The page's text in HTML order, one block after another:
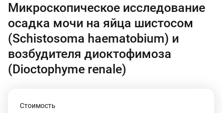
Микроскопическое исследование
осадка мочи на яйца шистосом
(Schistosoma haematobium) и
возбудителя диоктофимоза
(Dioctophyme renale)
Стоимость